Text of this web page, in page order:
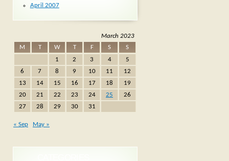
April 2007
March 2023
M
T W T F S
S
1
2 3 4
5
6
7 8 9 10 11
12
13
14 15 16 17 18
19
20
21 22 23 24 25
26
27
28 29 30 31
« Sep May »